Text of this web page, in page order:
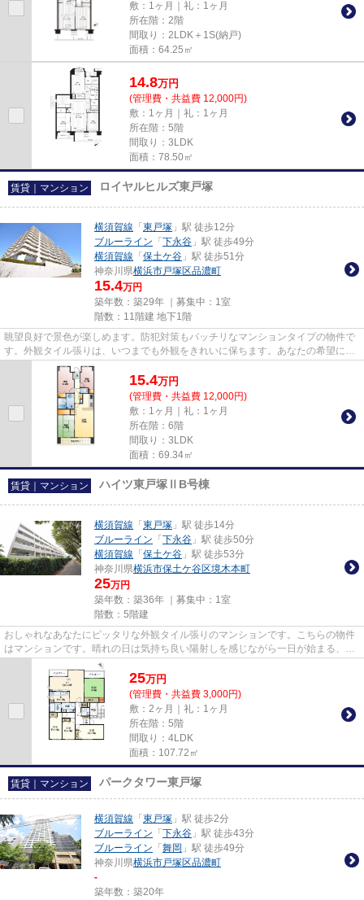
敷：1ヶ月｜礼：1ヶ月
所在階：2階
間取り：2LDK＋1S(納戸)
面積：64.25㎡
14.8万円
(管理費・共益費 12,000円)
敷：1ヶ月｜礼：1ヶ月
所在階：5階
間取り：3LDK
面積：78.50㎡
賃貸｜マンション ロイヤルヒルズ東戸塚
横須賀線 「 東戸塚 」駅 徒歩12分
ブルーライン 「 下永谷 」駅 徒歩49分
横須賀線 「 保土ケ谷 」駅 徒歩51分
神奈川県横浜市戸塚区品濃町
15.4万円
築年数：築29年 ｜募集中： 1室
階数：11階建 地下1階
眺望良好で景色が楽しめます。防犯対策もバッチリなマンションタイプの物件で
す。外観タイル張りは、いつまでも外観をきれいに保ちます。あなたの希望に合
う不動産情報を、経験と知識...
15.4万円
(管理費・共益費 12,000円)
敷：1ヶ月｜礼：1ヶ月
所在階：6階
間取り：3LDK
面積：69.34㎡
賃貸｜マンション ハイツ東戸塚ⅡB号棟
横須賀線 「 東戸塚 」駅 徒歩14分
ブルーライン 「 下永谷 」駅 徒歩50分
横須賀線 「 保土ケ谷 」駅 徒歩53分
神奈川県横浜市保土ケ谷区境木本町
25万円
築年数：築36年 ｜募集中： 1室
階数：5階建
おしゃれなあなたにピッタリな外観タイル張りのマンションです。こちらの物件
はマンションです。晴れの日は気持ち良い陽射しを感じながら一日が始まる、魅
力溢れる物件です。info@apam...
25万円
(管理費・共益費 3,000円)
敷：2ヶ月｜礼：1ヶ月
所在階：5階
間取り：4LDK
面積：107.72㎡
賃貸｜マンション パークタワー東戸塚
横須賀線 「 東戸塚 」駅 徒歩2分
ブルーライン 「 下永谷 」駅 徒歩43分
ブルーライン 「 舞岡 」駅 徒歩49分
神奈川県横浜市戸塚区品濃町
-
築年数：築20年